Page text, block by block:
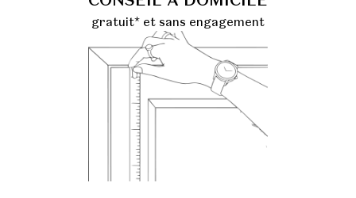
gratuit* et sans engagement